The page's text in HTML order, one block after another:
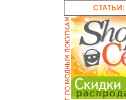
СТАТЬИ: